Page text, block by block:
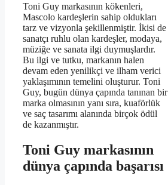
Toni Guy markasının kökenleri,
Mascolo kardeşlerin sahip oldukları
tarz ve vizyonla şekillenmiştir. İkisi de
sanatçı ruhlu olan kardeşler, modaya,
müziğe ve sanata ilgi duymuşlardır.
Bu ilgi ve tutku, markanın halen
devam eden yenilikçi ve ilham verici
yaklaşımının temelini oluşturur. Toni
Guy, bugün dünya çapında tanınan bir
marka olmasının yanı sıra, kuaförlük
ve saç tasarımı alanında birçok ödül
de kazanmıştır.
Toni Guy markasının
dünya çapında başarısı